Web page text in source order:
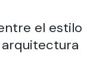
el estilo